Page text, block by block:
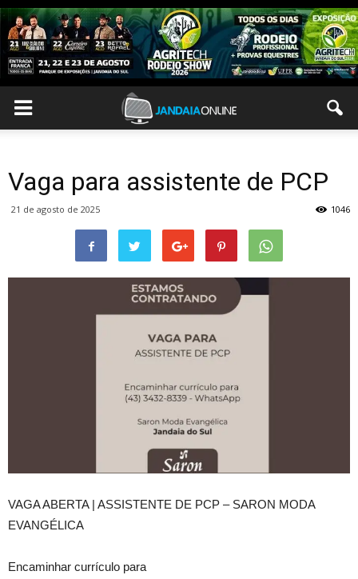
Vaga para assistente de PCP
21 de agosto de 2025 1046
VAGA ABERTA | ASSISTENTE DE PCP – SARON MODA
EVANGÉLICA
Encaminhar currículo para